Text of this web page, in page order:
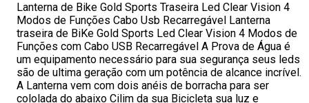
Lanterna de Bike Gold Sports Traseira Led Clear Vision 4
Modos de Funções Cabo Usb Recarregável Lanterna
traseira de BiKe Gold Sports Led Clear Vision 4 Modos de
Funções com Cabo USB Recarregável A Prova de Água é
um equipamento necessário para sua segurança seus leds
são de ultima geração com um potência de alcance incrível.
A Lanterna vem com dois anéis de borracha para ser
cololada do abaixo Cilim da sua Bicicleta sua luz e